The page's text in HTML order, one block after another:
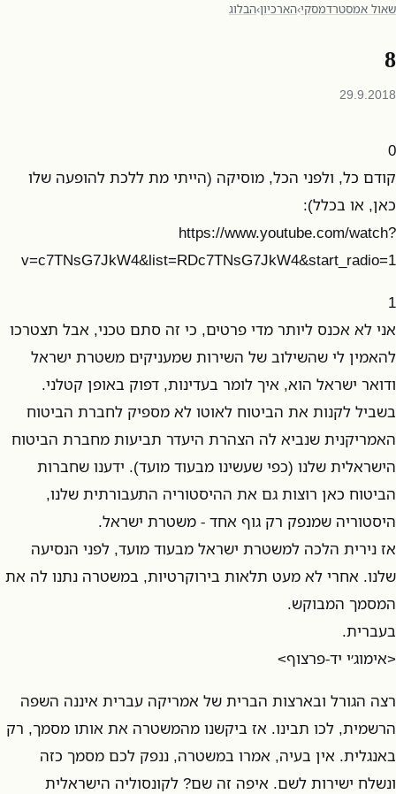
שאול אמסטרדמסקי›הארכיון›הבלוג
8
29.9.2018
0
קודם כל, ולפני הכל, מוסיקה (הייתי מת ללכת להופעה שלו
כאן, או בכלל):
https://www.youtube.com/watch?
v=c7TNsG7JkW4&list=RDc7TNsG7JkW4&start_radio=1
1
אני לא אכנס ליותר מדי פרטים, כי זה סתם טכני, אבל תצטרכו
להאמין לי שהשילוב של השירות שמעניקים משטרת ישראל
ודואר ישראל הוא, איך לומר בעדינות, דפוק באופן קטלני.
בשביל לקנות את הביטוח לאוטו לא מספיק לחברת הביטוח
האמריקנית שנביא לה הצהרת היעדר תביעות מחברת הביטוח
הישראלית שלנו (כפי שעשינו מבעוד מועד). ידענו שחברות
הביטוח כאן רוצות גם את ההיסטוריה התעבורתית שלנו,
היסטוריה שמנפק רק גוף אחד - משטרת ישראל.
אז נירית הלכה למשטרת ישראל מבעוד מועד, לפני הנסיעה
שלנו. אחרי לא מעט תלאות בירוקרטיות, במשטרה נתנו לה את
המסמך המבוקש.
בעברית.
<אימוג׳י יד-פרצוף>
רצה הגורל ובארצות הברית של אמריקה עברית איננה השפה
הרשמית, לכו תבינו. אז ביקשנו מהמשטרה את אותו מסמך, רק
באנגלית. אין בעיה, אמרו במשטרה, ננפק לכם מסמך כזה
ונשלח ישירות לשם. איפה זה שם? לקונסוליה הישראלית